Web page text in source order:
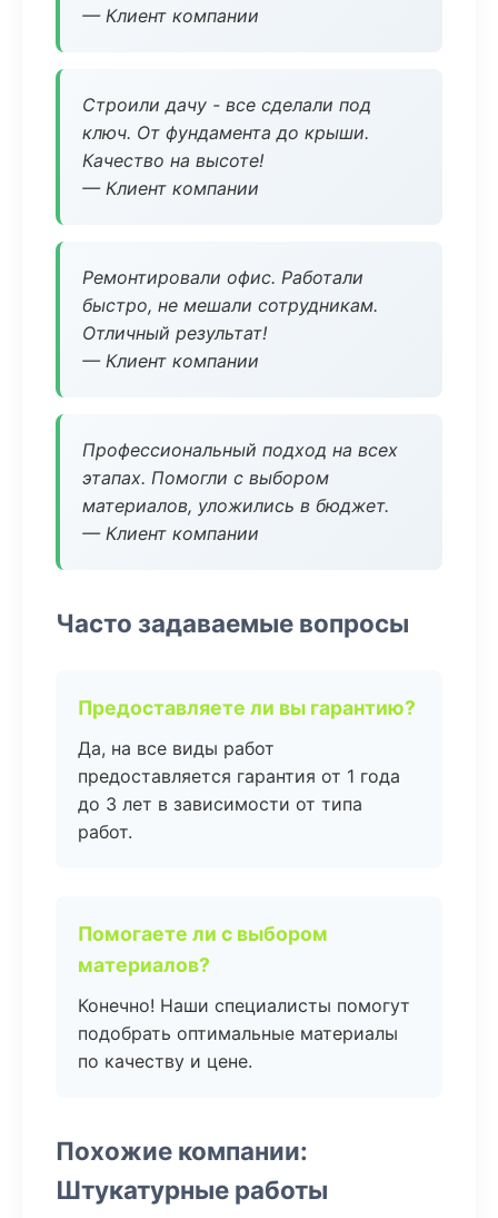
— Клиент компании
Строили дачу - все сделали под
ключ. От фундамента до крыши.
Качество на высоте!
— Клиент компании
Ремонтировали офис. Работали
быстро, не мешали сотрудникам.
Отличный результат!
— Клиент компании
Профессиональный подход на всех
этапах. Помогли с выбором
материалов, уложились в бюджет.
— Клиент компании
Часто задаваемые вопросы
Предоставляете ли вы гарантию?
Да, на все виды работ
предоставляется гарантия от 1 года
до 3 лет в зависимости от типа
работ.
Помогаете ли с выбором
материалов?
Конечно! Наши специалисты помогут
подобрать оптимальные материалы
по качеству и цене.
Похожие компании:
Штукатурные работы